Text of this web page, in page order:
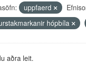
uppfaerd
hópbíla
aðra leit.